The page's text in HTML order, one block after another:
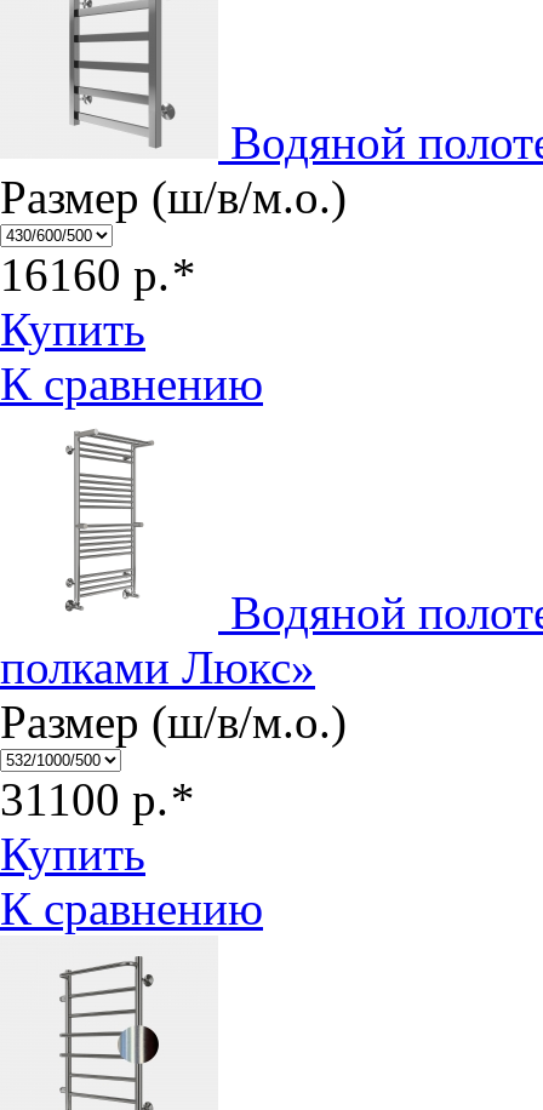
Водяной
Размер (ш/в/м.о.)
16160 р.*
Купить
К сравнению
Водяной
полками Люкс»
Размер (ш/в/м.о.)
31100 р.*
Купить
К сравнению